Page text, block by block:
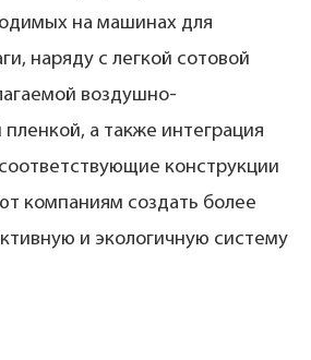
на машинах для
наряду с легкой сотовой
воздушно-
а также интеграция
конструкции
компаниям создать более
и экологичную систему